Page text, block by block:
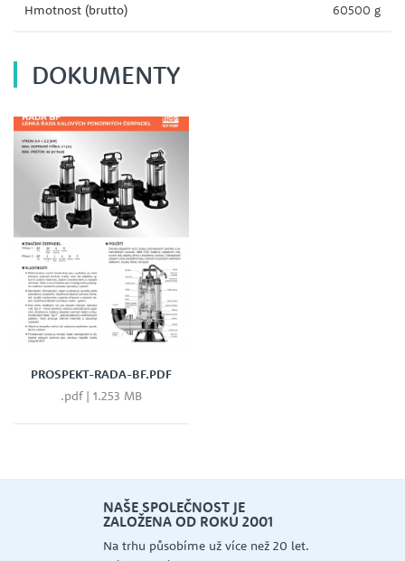
Hmotnost (brutto) 60500 g
DOKUMENTY
PROSPEKT-RADA-BF.PDF
.pdf | 1.253 MB